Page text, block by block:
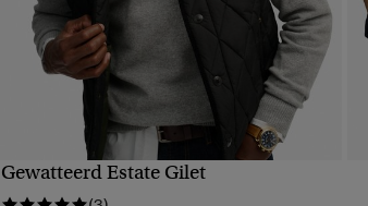
Gewatteerd Estate Gilet